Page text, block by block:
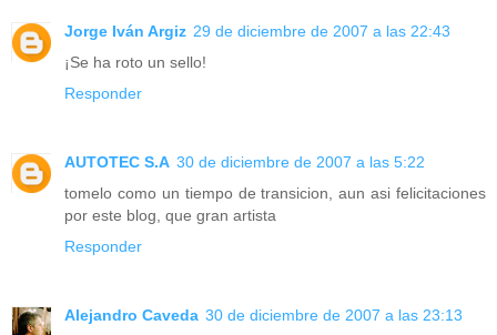
Jorge Iván Argiz 29 de diciembre de 2007 a las 22:43
¡Se ha roto un sello!
Responder
AUTOTEC S.A 30 de diciembre de 2007 a las 5:22
tomelo como un tiempo de transicion, aun asi felicitaciones
por este blog, que gran artista
Responder
Alejandro Caveda 30 de diciembre de 2007 a las 23:13